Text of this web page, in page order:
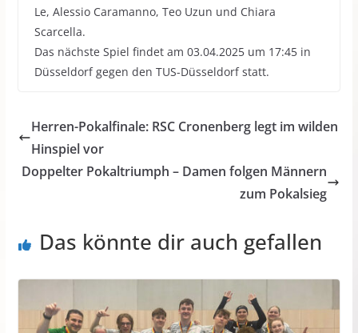
Le, Alessio Caramanno, Teo Uzun und Chiara
Scarcella.
Das nächste Spiel findet am 03.04.2025 um 17:45 in
Düsseldorf gegen den TUS-Düsseldorf statt.
Herren-Pokalfinale: RSC Cronenberg legt im wilden
Hinspiel vor
Doppelter Pokaltriumph – Damen folgen Männern
zum Pokalsieg
Das könnte dir auch gefallen